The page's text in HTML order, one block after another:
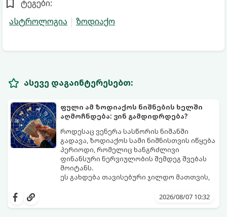
ტეგები:
ასტროლოგია
ზოდიაქო
ასევე დაგაინტერესებთ:
ფული ამ ზოდიაქოს ნიშნების ხელში
აღმოჩნდება: ვინ გამდიდრდება?
როდესაც ვენერა სასწორის ნიშანში
გადავა, ზოდიაქოს სამი ნიშნისთვის იწყება
პერიოდი, რომელიც ხანგრძლივი
ფინანსური ნერვიულობის შემდეგ შვებას
მოიტანს.
ეს გახდება თავისებური ჯილდო მათთვის,
იჩენდა და სირთულეების მიუხედავად წინ
2026/08/07 10:32